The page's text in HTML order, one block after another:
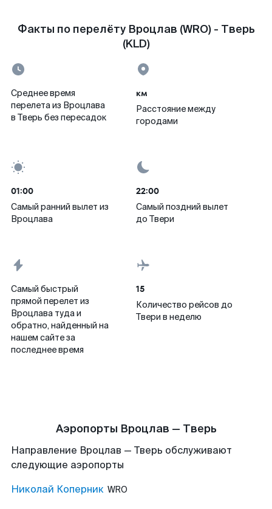
Факты по перелёту Вроцлав (WRO) - Тверь
(KLD)
Среднее время
перелета из Вроцлава
в Тверь без пересадок
км
Расстояние между
городами
01:00
Самый ранний вылет из
Вроцлава
22:00
Самый поздний вылет
до Твери
Самый быстрый
прямой перелет из
Вроцлава туда и
обратно, найденный на
нашем сайте за
последнее время
15
Количество рейсов до
Твери в неделю
Аэропорты Вроцлав — Тверь
Направление Вроцлав — Тверь обслуживают
следующие аэропорты
Николай Коперник WRO